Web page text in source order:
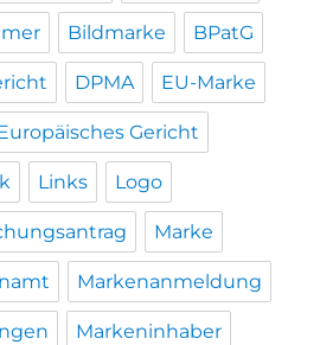
Bildmarke BPatG
DPMA EU-Marke
Gericht
Links Logo
Marke
Markenanmeldung
Markeninhaber